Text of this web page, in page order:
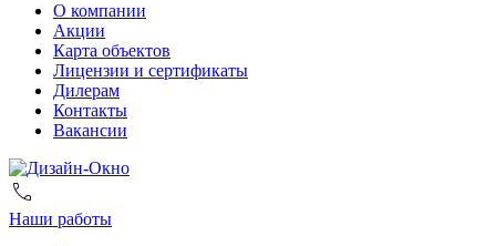
О компании
Акции
Карта объектов
Лицензии и сертификаты
Дилерам
Контакты
Вакансии
Наши работы